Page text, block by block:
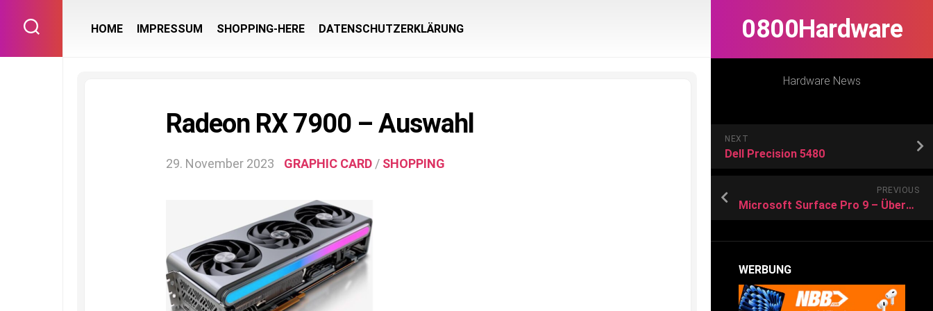
content
0800Hardware
Hardware News
NEXT
Dell Precision 5480
PREVIOUS
Microsoft Surface Pro 9 – Übersicht
WERBUNG
HOME IMPRESSUM SHOPPING-HERE DATENSCHUTZERKLÄRUNG
Radeon RX 7900 – Auswahl
29. November 2023 GRAPHIC CARD/ SHOPPING